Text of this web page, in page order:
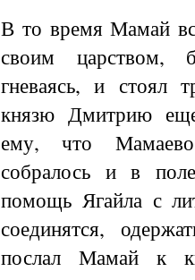
В то время Мамай
своим
гневаясь, и стоял
князю Дмитрию
ему, что
собралось и в
помощь Ягайла с
соединятся,
послал Мамай к